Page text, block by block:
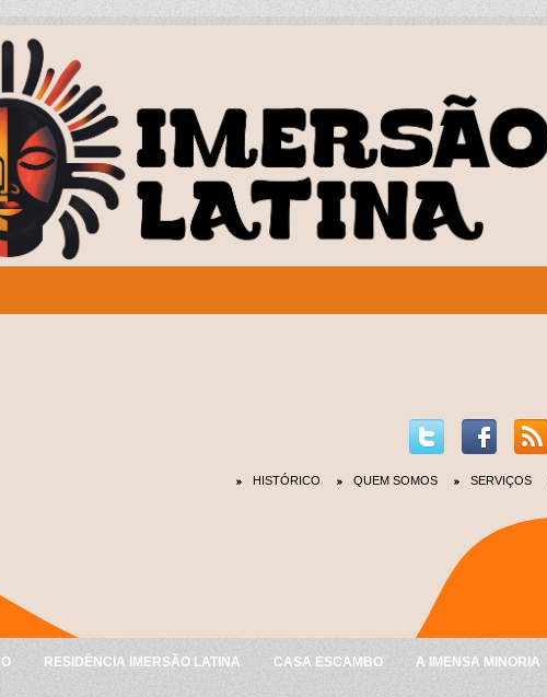
HISTÓRICO QUEM SOMOS SERVIÇOS
RESIDÊNCIA IMERSÃO LATINA CASA ESCAMBO A IMENSA MINORIA